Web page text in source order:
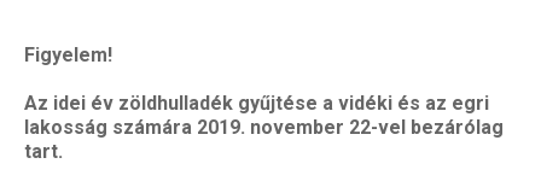
Figyelem!
Az idei év zöldhulladék gyűjtése a vidéki és az egri
lakosság számára 2019. november 22-vel bezárólag
tart.